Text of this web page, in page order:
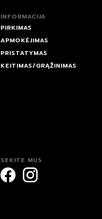
INFORMACIJA
PIRKIMAS
APMOKĖJIMAS
PRISTATYMAS
KEITIMAS/GRĄŽINIMAS
SEKITE MUS